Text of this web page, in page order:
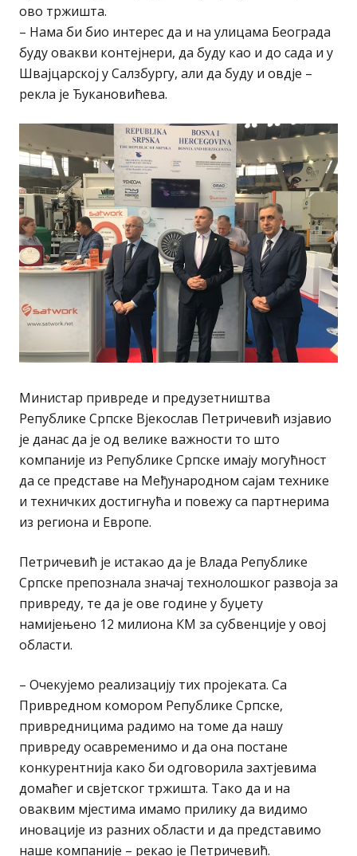
ово тржишта.
– Нама би био интерес да и на улицама Београда
буду овакви контејнери, да буду као и до сада и у
Швајцарској у Салзбургу, али да буду и овдје –
рекла је Ђукановићева.
Министар привреде и предузетништва
Републике Српске Вјекослав Петричевић изјавио
је данас да је од велике важности то што
компаније из Републике Српске имају могућност
да се представе на Међународном сајам технике
и техничких достигнућа и повежу са партнерима
из региона и Европе.
Петричевић је истакао да је Влада Републике
Српске препознала значај технолошког развоја за
привреду, те да је ове године у буџету
намијењено 12 милиона КМ за субвенције у овој
области.
– Очекујемо реализацију тих пројеката. Са
Привредном комором Републике Српске,
привредницима радимо на томе да нашу
привреду осавременимо и да она постане
конкурентнија како би одговорила захтјевима
домаћег и свјетског тржишта. Тако да и на
оваквим мјестима имамо прилику да видимо
иновације из разних области и да представимо
наше компаније – рекао је Петричевић.